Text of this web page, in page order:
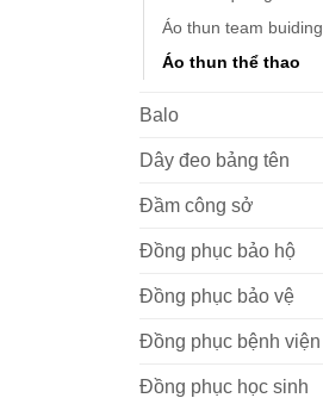
Áo thun team buiding
Áo thun thể thao
Balo
Dây đeo bảng tên
Đầm công sở
Đồng phục bảo hộ
Đồng phục bảo vệ
Đồng phục bệnh viện
Đồng phục học sinh